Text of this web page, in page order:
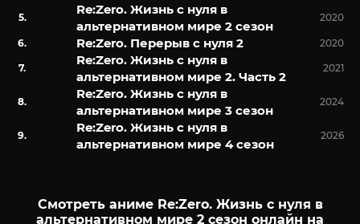
Re:Zero. Жизнь с нуля в
альтернативном мире 2 сезон
2020
Re:Zero. Перерыв с нуля 2 2020
Re:Zero. Жизнь с нуля в
альтернативном мире 2. Часть 2
2021
Re:Zero. Жизнь с нуля в
альтернативном мире 3 сезон
2024
Re:Zero. Жизнь с нуля в
альтернативном мире 4 сезон
2026
Смотреть аниме Re:Zero. Жизнь с нуля в
альтернативном мире 2 сезон онлайн на